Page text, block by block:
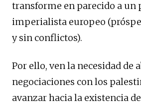
transforme en parecido a un
imperialista europeo
y sin conflictos).
Por ello, ven la necesidad de
negociaciones con los
avanzar hacia la existencia